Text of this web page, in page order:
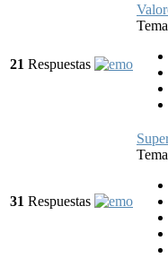
21 Respuestas
31 Respuestas